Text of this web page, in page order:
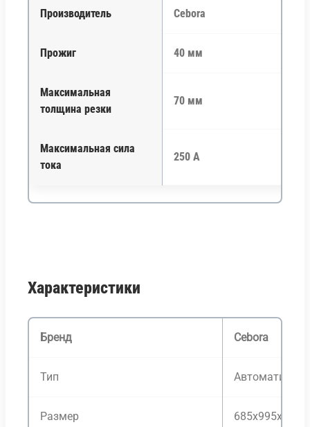
Производитель Cebora
Прожиг 40 мм
Максимальная
толщина резки
70 мм
Максимальная сила
тока
250 А
Характеристики
Бренд Cebora
Тип
Размер